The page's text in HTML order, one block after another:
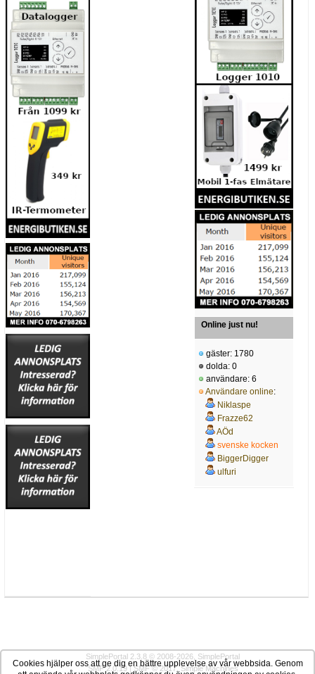
Online just nu!
gäster: 1780
dolda: 0
användare: 6
Användare online:
Niklaspe
Frazze62
AÖd
svenske kocken
BiggerDigger
ulfuri
SimplePortal 2.3.8 © 2008-2026, SimplePortal
SMF 2.0.19|SMF © 2017,Simple Machines
Cookies hjälper oss att ge dig en bättre upplevelse av vår webbsida. Genom